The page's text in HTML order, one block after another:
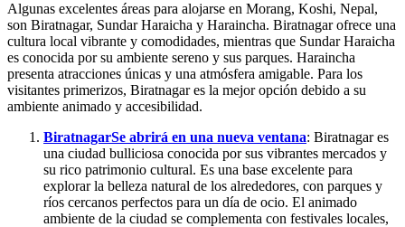
Algunas excelentes áreas para alojarse en Morang, Koshi, Nepal,
son Biratnagar, Sundar Haraicha y Haraincha. Biratnagar ofrece una
cultura local vibrante y comodidades, mientras que Sundar Haraicha
es conocida por su ambiente sereno y sus parques. Haraincha
presenta atracciones únicas y una atmósfera amigable. Para los
visitantes primerizos, Biratnagar es la mejor opción debido a su
ambiente animado y accesibilidad.
BiratnagarSe abrirá en una nueva ventana: Biratnagar es
una ciudad bulliciosa conocida por sus vibrantes mercados y
su rico patrimonio cultural. Es una base excelente para
explorar la belleza natural de los alrededores, con parques y
ríos cercanos perfectos para un día de ocio. El animado
ambiente de la ciudad se complementa con festivales locales,